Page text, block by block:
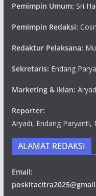
Pemimpin Umum: Sri
Pemimpin Redaksi:
Redaktur Pelaksana:
Sekretaris: Endang
Marketing & Iklan:
Reporter:
Aryadi, Endang Paryanti,
ALAMAT REDAKSI
Email: